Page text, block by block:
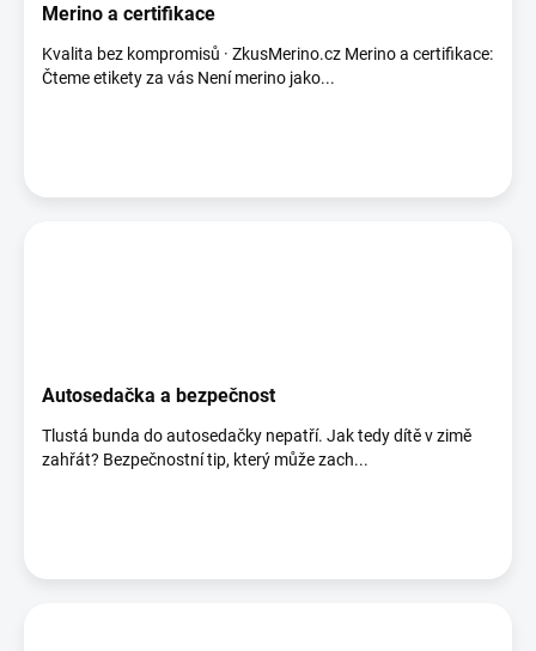
Merino a certifikace
Kvalita bez kompromisů · ZkusMerino.cz Merino a certifikace:
Čteme etikety za vás Není merino jako...
Autosedačka a bezpečnost
Tlustá bunda do autosedačky nepatří. Jak tedy dítě v zimě
zahřát? Bezpečnostní tip, který může zach...